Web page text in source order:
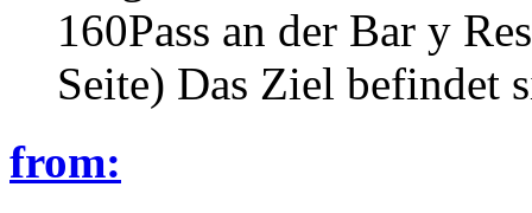
160Pass an der Bar y
Seite) Das Ziel befindet
from: